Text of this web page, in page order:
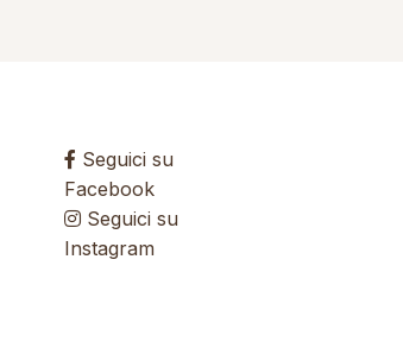
Seguici su
Facebook
Seguici su
Instagram